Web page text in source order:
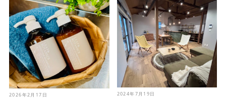
2026年2月17日 2024年7月19日